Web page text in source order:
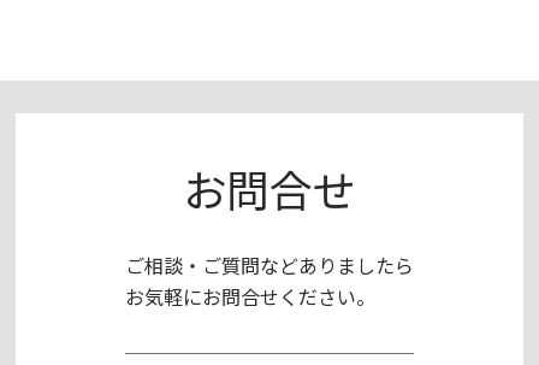
お問合せ
ご相談・ご質問などありましたら
お気軽にお問合せください。